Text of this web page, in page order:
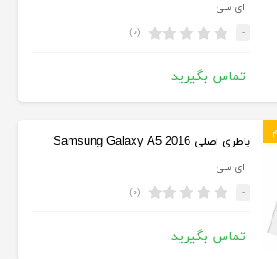
ای سی
- (۰)
تماس بگیرید
باطری اصلی Samsung Galaxy A5 2016
ای سی
- (۰)
تماس بگیرید